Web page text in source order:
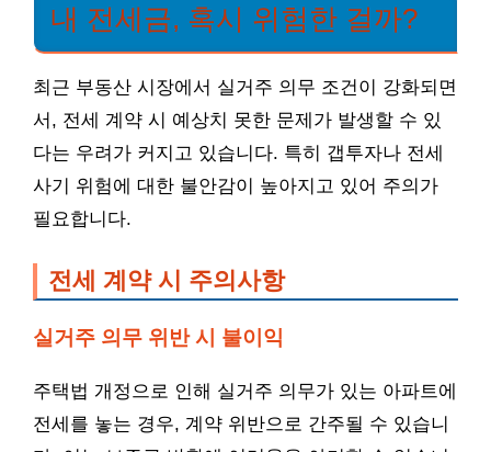
내 전세금, 혹시 위험한 걸까?
최근 부동산 시장에서 실거주 의무 조건이 강화되면
서, 전세 계약 시 예상치 못한 문제가 발생할 수 있
다는 우려가 커지고 있습니다. 특히 갭투자나 전세
사기 위험에 대한 불안감이 높아지고 있어 주의가
필요합니다.
전세 계약 시 주의사항
실거주 의무 위반 시 불이익
주택법 개정으로 인해 실거주 의무가 있는 아파트에
전세를 놓는 경우, 계약 위반으로 간주될 수 있습니